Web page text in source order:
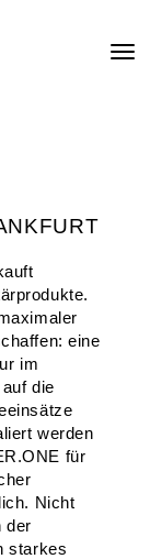
eine
im
die
werden
für
Nicht
der
starkes